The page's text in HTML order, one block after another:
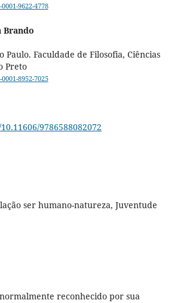
9622-4778
Brando
Paulo. Faculdade de Filosofia, Ciências
Preto
8952-7025
9786588082072
ser humano-natureza, Juventude
reconhecido por sua